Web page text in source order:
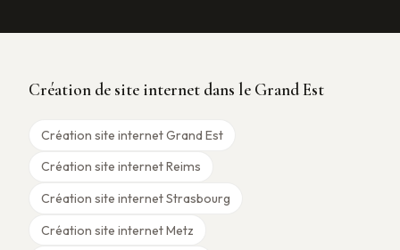
Création de site internet dans le Grand Est
Création site internet Grand Est
Création site internet Reims
Création site internet Strasbourg
Création site internet Metz